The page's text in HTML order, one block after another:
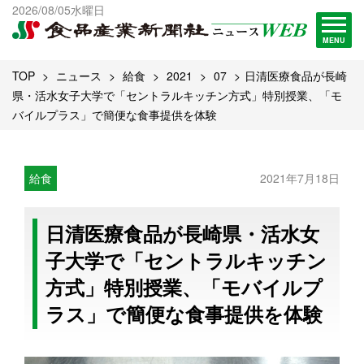
2026/08/05水曜日
MENU
出版物一覧へ
試読・購読申し込み
TOP ニュース 給食 2021 07
日清医療食品が長崎
県・活水女子大学で「セントラルキッチン方式」特別授業、「モ
バイルプラス」で簡便な食事提供を体験
給食 2021年7月18日
日清医療食品が長崎県・活水女
子大学で「セントラルキッチン
方式」特別授業、「モバイルプ
ラス」で簡便な食事提供を体験